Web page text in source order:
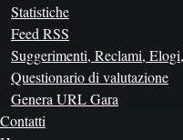
Statistiche
Feed RSS
Suggerimenti, Reclami,
Questionario di valutazione
Genera URL Gara
Contatti